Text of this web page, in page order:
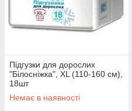
Підгузки для дорослих
"Білосніжка", XL (110-160 см),
18шт
Немає в наявності